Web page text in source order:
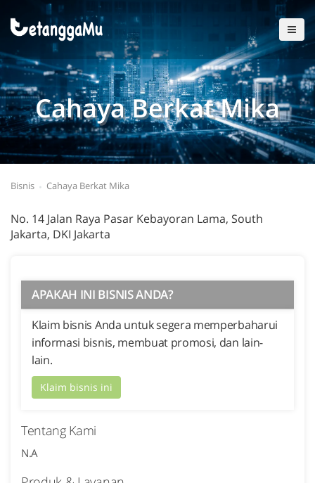
Cahaya Berkat Mika
Bisnis Cahaya Berkat Mika
No. 14 Jalan Raya Pasar Kebayoran Lama, South
Jakarta, DKI Jakarta
APAKAH INI BISNIS ANDA?
Klaim bisnis Anda untuk segera memperbaharui
informasi bisnis, membuat promosi, dan lain-
lain.
Klaim bisnis ini
Tentang Kami
N.A